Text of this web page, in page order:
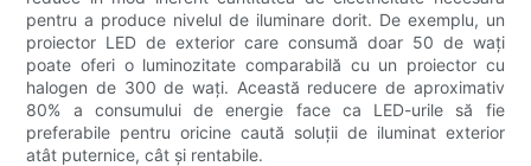
pentru a produce nivelul de iluminare dorit. De exemplu, un
proiector LED de exterior care consumă doar 50 de wați
poate oferi o luminozitate comparabilă cu un proiector cu
halogen de 300 de wați. Această reducere de aproximativ
80% a consumului de energie face ca LED-urile să fie
preferabile pentru oricine caută soluții de iluminat exterior
atât puternice, cât și rentabile.